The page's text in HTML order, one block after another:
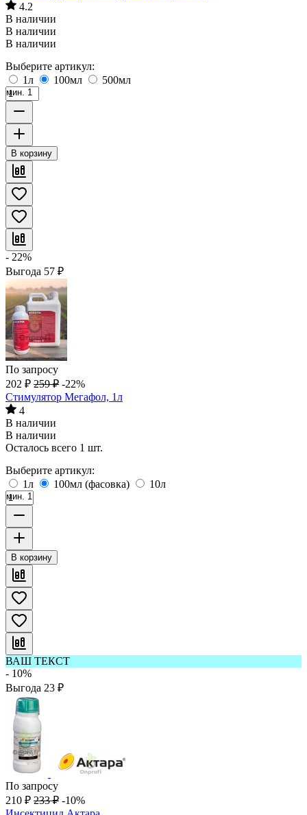
4.2
В наличии
В наличии
В наличии
Выберите артикул:
1л
100мл 500мл
мин. 1
В корзину
- 22%
Выгода 57 ₽
По запросу
202 ₽ 259 ₽ -22%
Стимулятор Мегафол, 1л
4
В наличии
В наличии
Осталось всего 1 шт.
Выберите артикул:
1л
100мл (фасовка) 10л
мин. 1
В корзину
ВАШ ТЕКСТ
- 10%
Выгода 23 ₽
По запросу
210 ₽ 233 ₽ -10%